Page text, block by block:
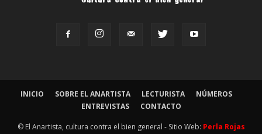
INICIO SOBRE EL ANARTISTA LECTURISTA
NÚMEROS
ENTREVISTAS
CONTACTO
© El Anartista, cultura contra el bien general - Sitio Web: Perla Rojas